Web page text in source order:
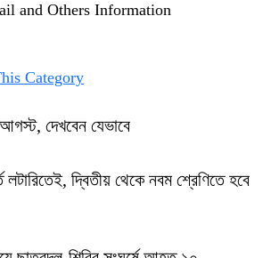
and Others Information
Category
দেখবেন যেভাবে
লটারিতেই, দ্বিতীয় থেকে নবম শ্রেণিতে হবে